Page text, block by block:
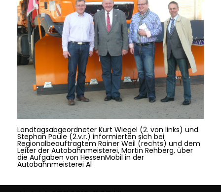
Landtagsabgeordneter Kurt Wiegel (2. von links) und
Stephan Paule (2.v.r.) informierten sich bei
Regionalbeauftragtem Rainer Weil (rechts) und dem
Leiter der Autobahnmeisterei, Martin Rehberg, über
die Aufgaben von HessenMobil in der
Autobahnmeisterei Al